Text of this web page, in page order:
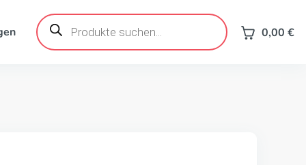
Products
search 0,00 €